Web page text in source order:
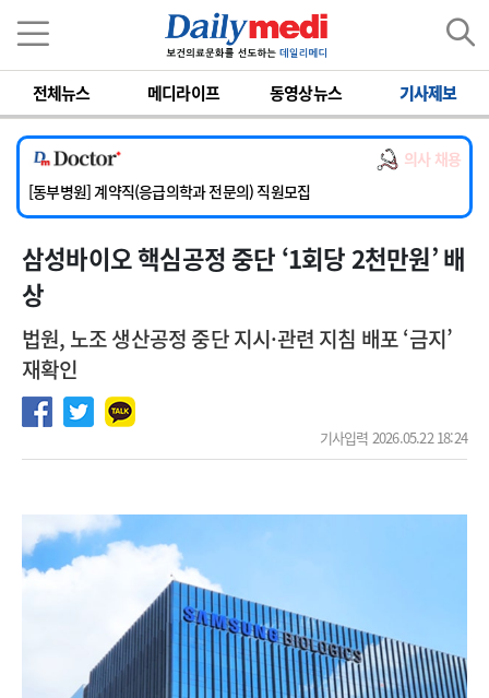
전체뉴스 메디라이프 동영상뉴스 기사제보
의사 채용
[서울아산병원] 2026년 하반기 인턴 모집
[영남대학교의료원] 마취통증의학과 임기제 임상의사 채용
[충남대학교병원] 소아청소년과(소아응급전담) 계약직 의사 공개채용
[동부병원] 계약직(응급의학과 전문의) 직원모집
[이대목동병원] 하반기 전공의(레지던트1년차) 모집
[서울아산병원] 2026년 하반기 인턴 모집
[영남대학교의료원] 마취통증의학과 임기제 임상의사 채용
삼성바이오 핵심공정 중단 ‘1회당 2천만원’ 배
상
법원, 노조 생산공정 중단 지시·관련 지침 배포 ‘금지’
재확인
기사입력 2026.05.22 18:24